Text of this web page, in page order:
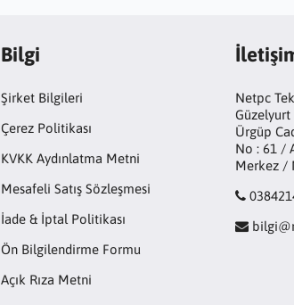
Bilgi
Şirket Bilgileri
Çerez Politikası
KVKK Aydınlatma Metni
Mesafeli Satış Sözleşmesi
İade & İptal Politikası
Ön Bilgilendirme Formu
Açık Rıza Metni
Netpc
Ürgüp
No : 61 /
Merkez /